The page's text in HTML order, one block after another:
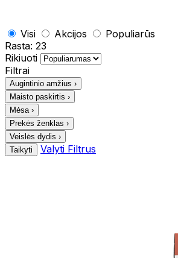
Visi Akcijos
Populiarūs
Rasta: 23
Rikiuoti
Filtrai
Augintinio amžius ›
Maisto paskirtis ›
Mėsa ›
Prekės ženklas ›
Veislės dydis ›
Taikyti
Valyti Filtrus